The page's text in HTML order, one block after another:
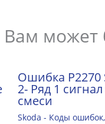
Вам может
Ошибка P2270
2- Ряд 1
смеси
Skoda - Коды ошибок,